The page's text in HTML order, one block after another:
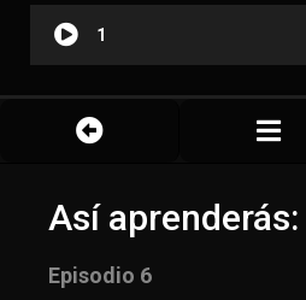
1
Así
Episodio 6